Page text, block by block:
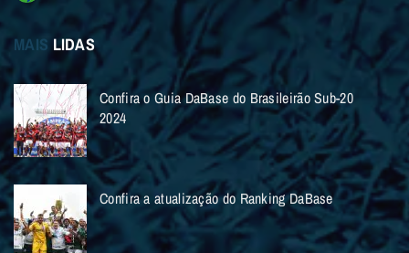
MAIS LIDAS
Confira o Guia DaBase do Brasileirão Sub-20
2024
Confira a atualização do Ranking DaBase